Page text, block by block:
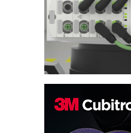
Bezbednost na
IB
poverenja u